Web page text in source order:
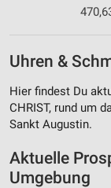
Uhren &
Hier findest Du
CHRIST, rund um
Sankt Augustin.
Aktuelle
Umgebung